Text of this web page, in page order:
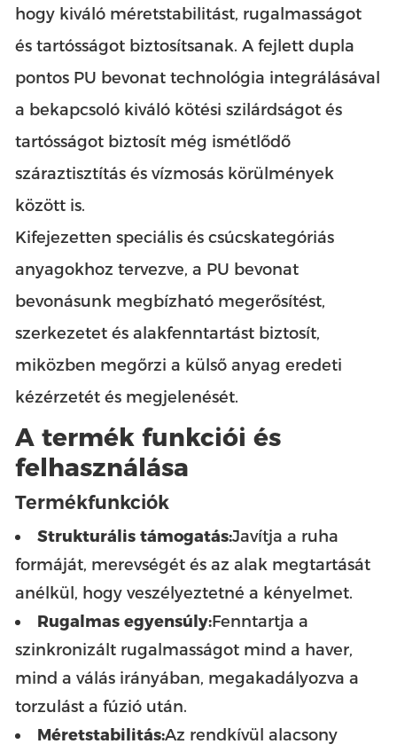
hogy kiváló méretstabilitást, rugalmasságot
és tartósságot biztosítsanak. A fejlett dupla
pontos PU bevonat technológia integrálásával
a bekapcsoló kiváló kötési szilárdságot és
tartósságot biztosít még ismétlődő
száraztisztítás és vízmosás körülmények
között is.
Kifejezetten speciális és csúcskategóriás
anyagokhoz tervezve, a PU bevonat
bevonásunk megbízható megerősítést,
szerkezetet és alakfenntartást biztosít,
miközben megőrzi a külső anyag eredeti
kézérzetét és megjelenését.
A termék funkciói és
felhasználása
Termékfunkciók
Strukturális támogatás:Javítja a ruha
formáját, merevségét és az alak megtartását
anélkül, hogy veszélyeztetné a kényelmet.
Rugalmas egyensúly:Fenntartja a
szinkronizált rugalmasságot mind a haver,
mind a válás irányában, megakadályozva a
torzulást a fúzió után.
Méretstabilitás:Az rendkívül alacsony